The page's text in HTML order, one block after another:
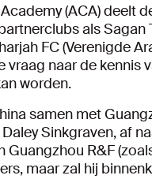
(ACA) deelt
als Sagan
FC (Verenigde
vraag naar de kennis
worden.
samen met
Sinkgraven, af
Guangzhou R&F
maar zal hij